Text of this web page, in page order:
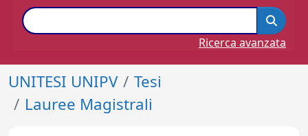
Ricerca avanzata
UNITESI UNIPV
Tesi
Lauree Magistrali